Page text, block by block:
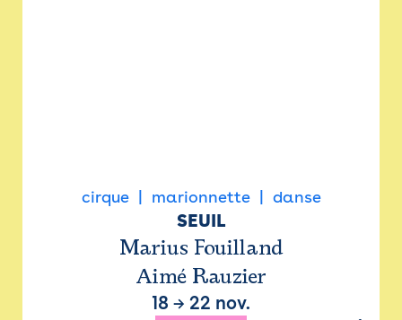
cirque marionnette danse
SEUIL
Marius Fouilland
Aimé Rauzier
18 → 22 nov.